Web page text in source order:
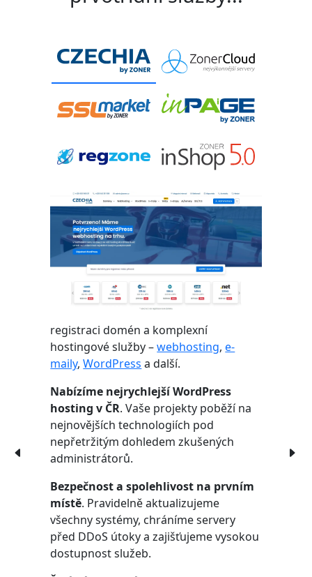
registraci domén a komplexní
hostingové služby –webhosting,e-
maily,WordPress a další.
Nabízíme nejrychlejší WordPress
hosting v ČR. Vaše projekty poběží na
nejnovějších technologiích pod
nepřetržitým dohledem zkušených
administrátorů.
Bezpečnost a spolehlivost na prvním
místě. Pravidelně aktualizujeme
všechny systémy, chráníme servery
před DDoS útoky a zajišťujeme vysokou
dostupnost služeb.